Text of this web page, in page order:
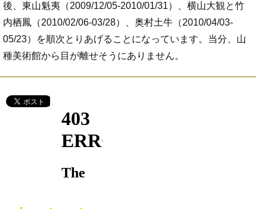
後、東山魁夷（2009/12/05-2010/01/31）、横山大観と竹
内栖鳳（2010/02/06-03/28）、奥村土牛（2010/04/03-
05/23）を順次とりあげることになっています。当分、山
種美術館から目が離せそうにありません。